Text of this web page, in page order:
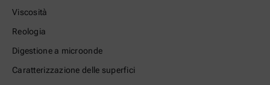
Viscosità
Reologia
Digestione a microonde
Caratterizzazione delle superfici